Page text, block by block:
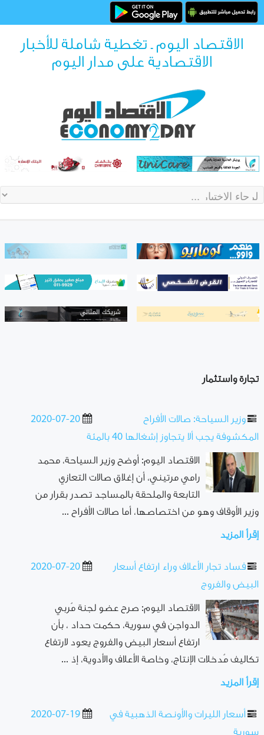
الاقتصاد اليوم ـ تغطية شاملة للأخبار
الاقتصادية على مدار اليوم
تجارة واستثمار
2020-07-20
وزير السياحة: صالات الأفراح
المكشوفة يجب ألا يتجاوز إشغالها 40 بالمئة
الاقتصاد اليوم: أوضح وزير السياحة، محمد
رامي مرتيني، أن إغلاق صالات التعازي
التابعة والملحقة بالمساجد تصدر بقرار من
وزير الأوقاف وهو من اختصاصها، أما صالات الأفراح ...
إقرأ المزيد
2020-07-20
فساد تجار الأعلاف وراء ارتفاع أسعار
البيض والفروج
الاقتصاد اليوم: صرح عضو لجنة مُربي
الدواجن في سورية، حكمت حداد ، بأن
ارتفاع أسعار البيض والفروج يعود لارتفاع
تكاليف مُدخلات الإنتاج، وخاصة الأعلاف والأدوية، إذ ...
إقرأ المزيد
2020-07-19
أسعار الليرات والأونصة الذهبية في
سورية